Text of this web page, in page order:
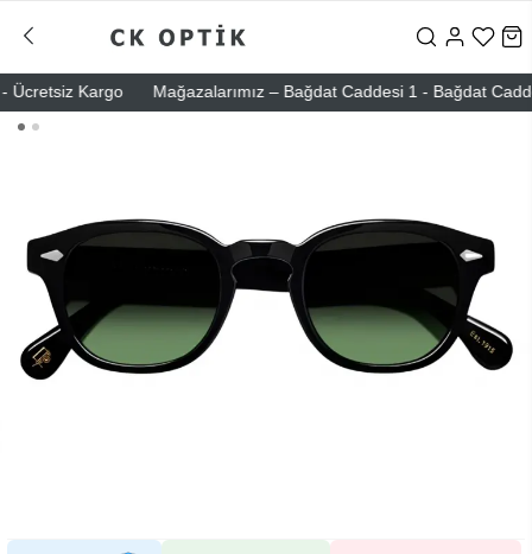
Kargo Mağazalarımız – Bağdat Caddesi 1 - Bağdat